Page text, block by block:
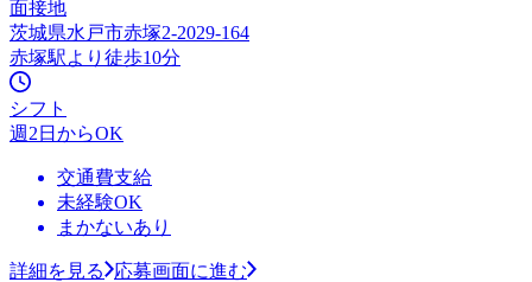
面接地
茨城県水戸市赤塚2-2029-164
赤塚駅より徒歩10分
シフト
週2日からOK
交通費支給
未経験OK
まかないあり
詳細を見る
応募画面に進む